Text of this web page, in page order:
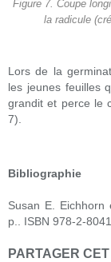
Figure 7. Coupe
la radicule
Lors de la
les jeunes feuilles
grandit et perce le
7).
Bibliographie
Susan E. Eichhorn
p.. ISBN 978-2-
PARTAGER